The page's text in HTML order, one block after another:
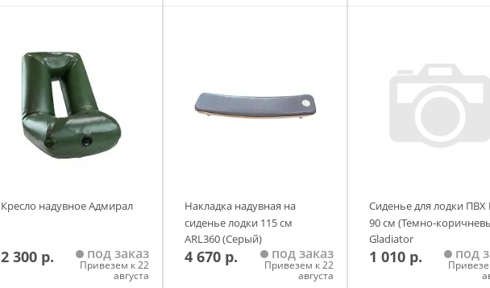
Кресло надувное Адмирал
2 300 р. под заказ
Привезем к 22
августа
Накладка надувная на
сиденье лодки 115 см
ARL360 (Серый)
4 670 р. под заказ
Привезем к 22
августа
Сиденье для лодки ПВХ
90 см (Темно-
Gladiator
1 010 р. под